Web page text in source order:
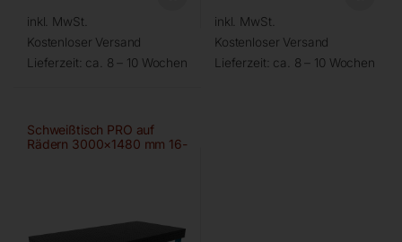
inkl. MwSt.
Kostenloser Versand
Lieferzeit: ca. 8 – 10 Wochen
inkl. MwSt.
Kostenloser Versand
Lieferzeit: ca. 8 – 10 Wochen
Schweißtisch PRO auf
Rädern 3000×1480 mm 16-